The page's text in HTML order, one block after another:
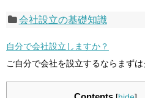
会社設立の基礎知識
自分で会社設立しますか？
ご自分で会社を設立するならまずは